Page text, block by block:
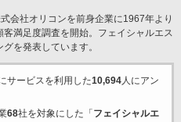
会社オリコンを前身企業に1967年より
満足度調査を開始。フェイシャルエス
を発表しています。
サービスを利用した10,694人にアン
68社を対象にした「 フェイシャルエ